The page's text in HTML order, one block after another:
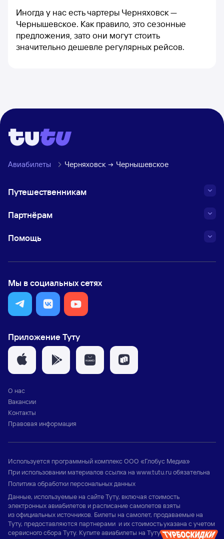
Иногда у нас есть чартеры Черняховск —
Чернышевское. Как правило, это сезонные
предложения, зато они могут стоить
значительно дешевле регулярных рейсов.
Авиабилеты Черняховск Чернышевское
Путешественникам
Партнёрам
Помощь
Мы в социальных сетях
Приложение Туту
О нас
Вакансии
Контакты
Правовая информация
Используется программный комплексООО «Глобус Медиа»
При использовании материалов ссылка на www.tutu.ruобязательна
Политика обработки персональных данных
Данные, используемые на сайте Туту, включая стоимость
электронных авиабилетов и расписание самолетов взяты
из официальных источников. Билеты на самолет, продаваемые на
Туту, предоставляются партнерами и их стоимость указана с учетом
сервисного сбора Туту. Купите авиабилеты на Туту и узнайте